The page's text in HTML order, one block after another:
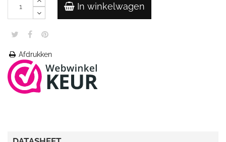
In winkelwagen
Afdrukken